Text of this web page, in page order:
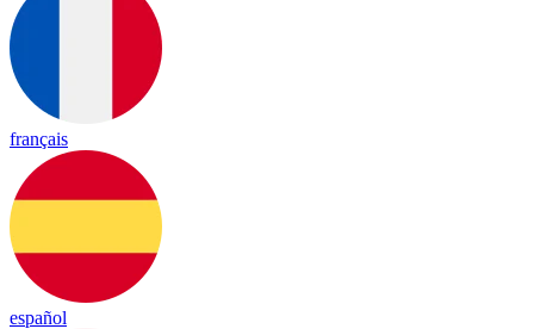
français
español